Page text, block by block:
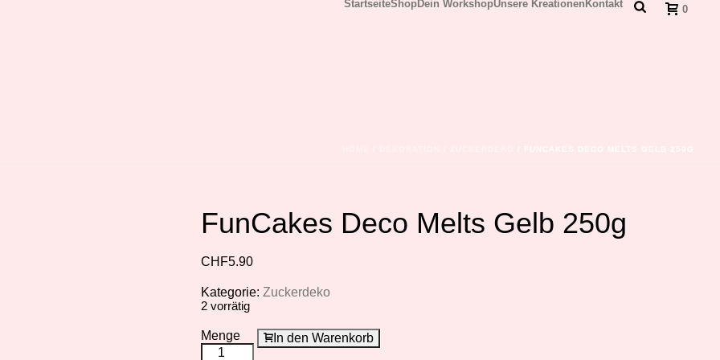
StartseiteShopDein WorkshopUnsere Kreationen Kontakt 0
FunCakes Deco Melts Gelb 250g
CHF5.90
Kategorie:Zuckerdeko
2 vorrätig
Menge In den Warenkorb